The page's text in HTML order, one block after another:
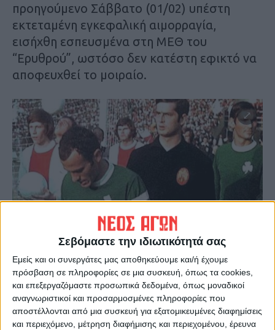
Σεβόμαστε την ιδιωτικότητά σας
Εμείς και οι συνεργάτες μας αποθηκεύουμε και/ή έχουμε
πρόσβαση σε πληροφορίες σε μια συσκευή, όπως τα cookies,
και επεξεργαζόμαστε προσωπικά δεδομένα, όπως μοναδικοί
αναγνωριστικοί και προσαρμοσμένες πληροφορίες που
αποστέλλονται από μια συσκευή για εξατομικευμένες διαφημίσεις
και περιεχόμενο, μέτρηση διαφήμισης και περιεχομένου, έρευνα
προηγούμενο Σάββατο (01/02) υπέστη
εκτεταμένη εγκεφαλική αιμορραγία,
εισήχθη εσπευσμένα στη ΜΕΘ του
“Ερυθρού”, ωστόσο δεν κατέστη εφικτό να
αποφευχθεί το μοιραίο.
Τελευταίες Ειδήσεις Σήμερα